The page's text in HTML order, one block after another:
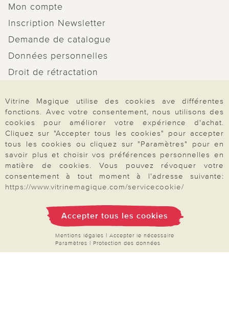
Mon compte
Inscription Newsletter
Demande de catalogue
Données personnelles
Droit de rétractation
Paiement & Livraison
À propos de nous
Besoin d'aide?
Vitrine Magique utilise des cookies ave différentes
fonctions. Avec votre consentement, nous utilisons des
cookies pour améliorer votre expérience d'achat.
Cliquez sur "Accepter tous les cookies" pour accepter
tous les cookies ou cliquez sur "Paramètres" pour en
savoir plus et choisir vos préférences personnelles en
matière de cookies. Vous pouvez révoquer votre
consentement à tout moment à l'adresse suivante:
https://www.vitrinemagique.com/servicecookie/
Accepter tous les cookies
Mentions légales | Accepter le nécessaire
Paramètres | Protection des données